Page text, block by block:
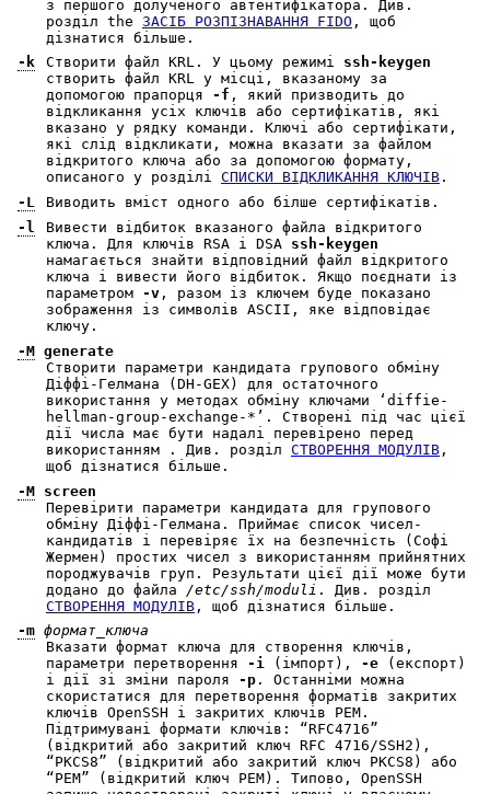
з першого долученого автентифікатора. Див.
розділ the
ЗАСІБ РОЗПІЗНАВАННЯ FIDO , щоб
дізнатися більше.
-k
Створити файл KRL. У цьому режимі ssh-keygen
створить файл KRL у місці, вказаному за
допомогою прапорця -f , який призводить до
відкликання усіх ключів або сертифікатів, які
вказано у рядку команди. Ключі або сертифікати,
які слід відкликати, можна вказати за файлом
відкритого ключа або за допомогою формату,
описаного у розділі
СПИСКИ ВІДКЛИКАННЯ КЛЮЧІВ .
-L
Виводить вміст одного або білше сертифікатів.
-l
Вивести відбиток вказаного файла відкритого
ключа. Для ключів RSA і DSA ssh-keygen
намагається знайти відповідний файл відкритого
ключа і вивести його відбиток. Якщо поєднати із
параметром -v , разом із ключем буде показано
зображення із символів ASCII, яке відповідає
ключу.
-M generate
Створити параметри кандидата групового обміну
Діффі-Гелмана (DH-GEX) для остаточного
використання у методах обміну ключами ‘diffie-
hellman-group-exchange-*’. Створені під час цієї
дії числа має бути надалі перевірено перед
використанням . Див. розділ
СТВОРЕННЯ МОДУЛІВ ,
щоб дізнатися більше.
-M screen
Перевірити параметри кандидата для групового
обміну Діффі-Гелмана. Приймає список чисел-
кандидатів і перевіряє їх на безпечність (Софі
Жермен) простих чисел з використанням прийнятних
породжувачів груп. Результати цієї дії може бути
додано до файла /etc/ssh/moduli
. Див. розділ
СТВОРЕННЯ МОДУЛІВ
, щоб дізнатися більше.
-m формат_ключа
Вказати формат ключа для створення ключів,
параметри перетворення -i (імпорт), -e
і дії зі зміни пароля -p . Останніми можна
скористатися для перетворення форматів закритих
ключів OpenSSH і закритих ключів PEM.
Підтримувані формати ключів: “RFC4716”
(відкритий або закритий ключ RFC 4716/SSH2),
“PKCS8” (відкритий або закритий ключ PKCS8) або
“PEM” (відкритий ключ PEM). Типово, OpenSSH